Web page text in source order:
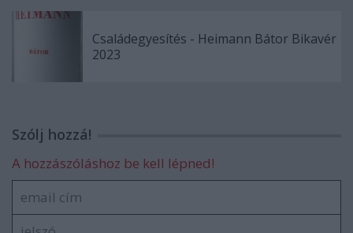
Családegyesítés - Heimann Bátor Bikavér
2023
Szólj hozzá!
A hozzászóláshoz be kell lépned!